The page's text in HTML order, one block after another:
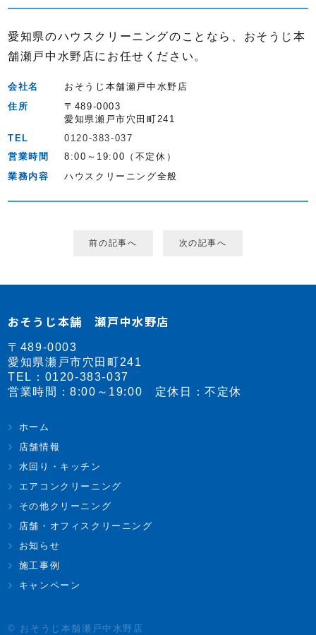
愛知県のハウスクリーニングのことなら、おそうじ本
舗瀬戸中水野店にお任せください。
会社名
おそうじ本舗瀬戸中水野店
住所
〒489-0003
愛知県瀬戸市穴田町241
TEL
0120-383-037
営業時間
8:00～19:00（不定休）
業務内容
ハウスクリーニング全般
前の記事へ 次の記事へ
おそうじ本舗 瀬戸中水野店
〒489-0003
愛知県瀬戸市穴田町241
TEL： 0120-383-037
営業時間：8:00～19:00 定休日：不定休
ホーム
店舗情報
水回り・キッチン
エアコンクリーニング
その他クリーニング
店舗・オフィスクリーニング
お知らせ
施工事例
キャンペーン
© おそうじ本舗瀬戸中水野店